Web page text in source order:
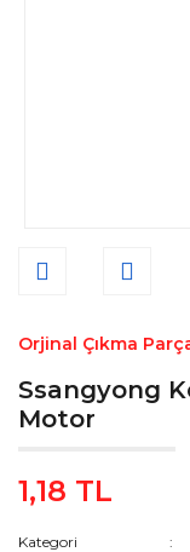
Orjinal Çıkma
Ssangyong
Motor
1,18 TL
Kategori